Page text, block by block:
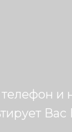
телефон